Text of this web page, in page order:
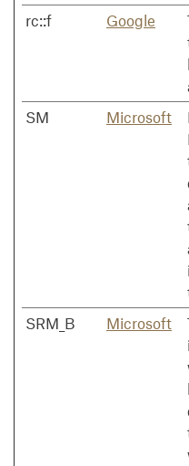
rc::f Google
SM Microsoft
SRM_B Microsoft